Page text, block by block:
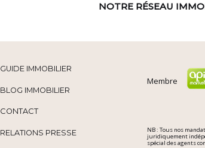
NOTRE RÉSEAU
GUIDE IMMOBILIER
BLOG IMMOBILIER
CONTACT
RELATIONS PRESSE
Membre
NB : Tous nos
juridiquement
spécial des agents